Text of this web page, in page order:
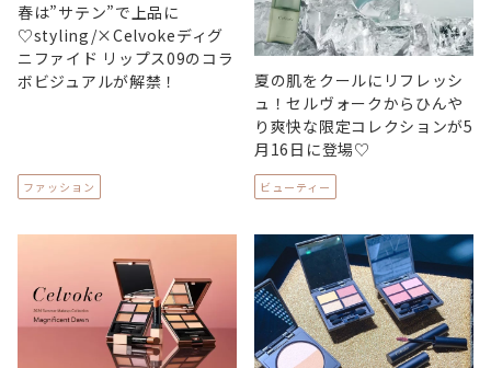
春は”サテン”で上品に
♡styling/×Celvokeディグ
ニファイド リップス09のコラ
ボビジュアルが解禁！
ファッション
夏の肌をクールにリフレッシ
ュ！セルヴォークからひんや
り爽快な限定コレクションが5
月16日に登場♡
ビューティー